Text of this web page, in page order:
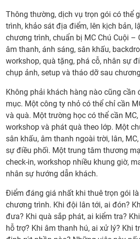
Thông thường, dịch vụ trọn gói có thể
trình, khảo sát địa điểm, lên kịch bản,
chương trình, chuẩn bị MC Chú Cuội –
âm thanh, ánh sáng, sân khấu,
workshop, quà tặng, phá cỗ, nhân sự
chụp ảnh, setup và tháo dỡ sau
Không phải khách hàng nào cũng cần
mục. Một công ty nhỏ có thể chỉ cần
và quà. Một trường học có thể cần MC,
workshop và phát quà theo lớp. Một
sân khấu, âm thanh ngoài trời, lân,
sự điều phối. Một trung tâm thương
check-in, workshop nhiều khung giờ,
nhân sự hướng dẫn khách.
Điểm đáng giá nhất khi thuê trọn gói
chương trình. Khi đội lân tới, ai đón?
đưa? Khi quà sắp phát, ai kiểm tra?
hỗ trợ? Khi âm thanh hú, ai xử lý? Khi